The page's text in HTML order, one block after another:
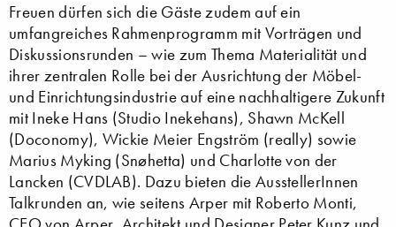
Freuen dürfen sich die Gäste zudem auf ein
umfangreiches Rahmenprogramm mit Vorträgen und
Diskussionsrunden – wie zum Thema Materialität und
ihrer zentralen Rolle bei der Ausrichtung der Möbel-
und Einrichtungsindustrie auf eine nachhaltigere Zukunft
mit Ineke Hans (Studio Inekehans), Shawn McKell
(Doconomy), Wickie Meier Engström (really) sowie
Marius Myking (Snøhetta) und Charlotte von der
Lancken (CVDLAB). Dazu bieten die AusstellerInnen
Talkrunden an, wie seitens Arper mit Roberto Monti,